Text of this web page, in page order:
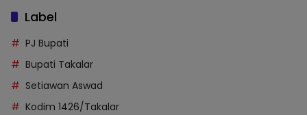
Label
PJ Bupati
Bupati Takalar
Setiawan Aswad
Kodim 1426/Takalar